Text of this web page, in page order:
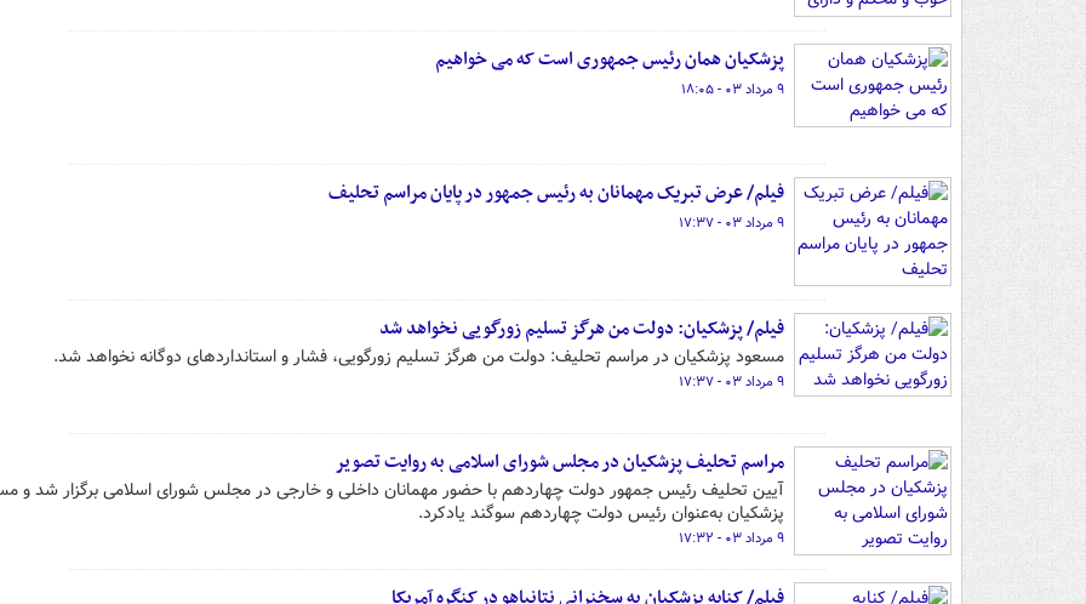
پزشکیان همان رئیس جمهوری است که می خواهیم
۹ مرداد ۰۳ - ۱۸:۰۵
فیلم/ عرض تبریک مهمانان به رئیس جمهور در پایان مراسم تحلیف
۹ مرداد ۰۳ - ۱۷:۳۷
فیلم/ پزشکیان: دولت من هرگز تسلیم زورگویی نخواهد شد
مسعود پزشکیان در مراسم تحلیف: دولت من هرگز تسلیم زورگویی، فشار و استانداردهای دوگانه نخواهد شد.
۹ مرداد ۰۳ - ۱۷:۳۷
مراسم تحلیف پزشکیان در مجلس شورای اسلامی به روایت تصویر
آیین تحلیف رئیس جمهور دولت چهاردهم با حضور مهمانان داخلی و خارجی در مجلس شورای اسلامی برگزار شد و
پزشکیان به‌عنوان رئیس دولت چهاردهم سوگند یادکرد.
۹ مرداد ۰۳ - ۱۷:۳۲